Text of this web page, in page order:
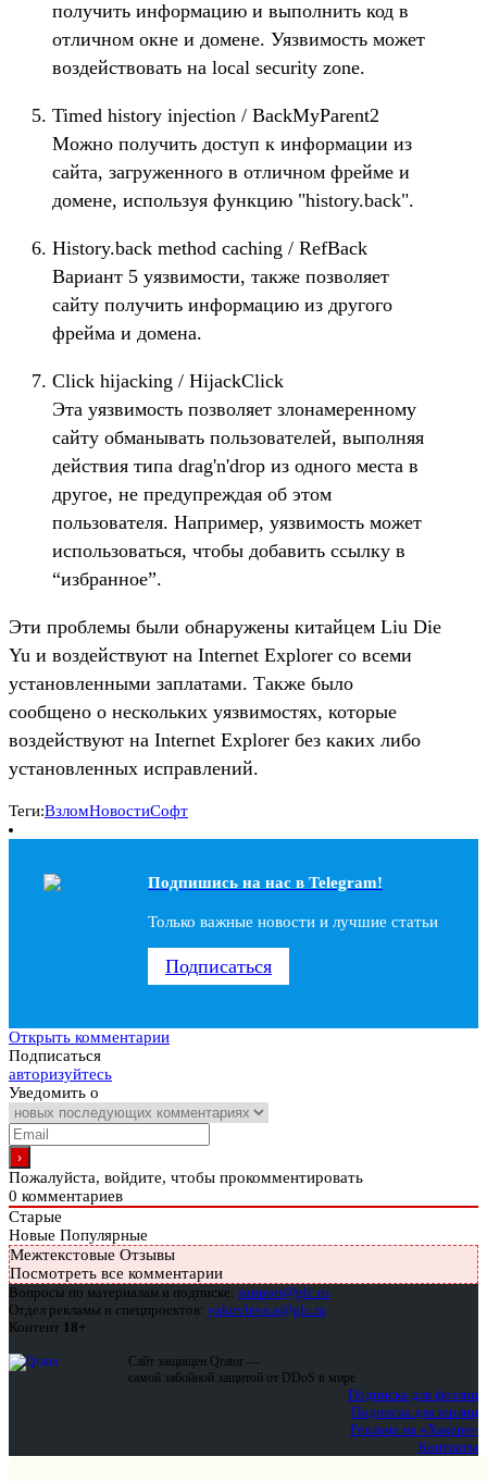
получить информацию и выполнить код в
отличном окне и домене. Уязвимость может
воздействовать на local security zone.
Timed history injection / BackMyParent2
Можно получить доступ к информации из
сайта, загруженного в отличном фрейме и
домене, используя функцию "history.back".
History.back method caching / RefBack
Вариант 5 уязвимости, также позволяет
сайту получить информацию из другого
фрейма и домена.
Click hijacking / HijackClick
Эта уязвимость позволяет злонамеренному
сайту обманывать пользователей, выполняя
действия типа drag'n'drop из одного места в
другое, не предупреждая об этом
пользователя. Например, уязвимость может
использоваться, чтобы добавить ссылку в
“избранное”.
Эти проблемы были обнаружены китайцем Liu Die
Yu и воздействуют на Internet Explorer со всеми
установленными заплатами. Также было
сообщено о нескольких уязвимостях, которые
воздействуют на Internet Explorer без каких либо
установленных исправлений.
Теги:ВзломНовостиСофт
Подпишись на наc в Telegram!
Только важные новости и лучшие статьи
Подписаться
Открыть комментарии
Подписаться
авторизуйтесь
Уведомить о
Пожалуйста, войдите, чтобы прокомментировать
0 комментариев
Старые
Новые Популярные
Межтекстовые Отзывы
Посмотреть все комментарии
Вопросы по материалам и подписке: support@glc.ru
Отдел рекламы и спецпроектов: yakovleva.a@glc.ru
Контент 18+
Сайт защищен Qrator —
самой забойной защитой от DDoS в мире
Подписка для физлиц
Подписка для юрлиц
Реклама на «Хакере»
Контакты